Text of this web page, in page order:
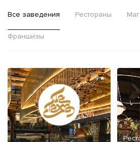
Все заведения Рестораны
Франшизы
5 ★